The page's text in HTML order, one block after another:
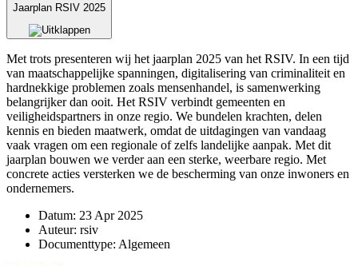
Jaarplan RSIV 2025
Met trots presenteren wij het jaarplan 2025 van het RSIV. In een tijd
van maatschappelijke spanningen, digitalisering van criminaliteit en
hardnekkige problemen zoals mensenhandel, is samenwerking
belangrijker dan ooit. Het RSIV verbindt gemeenten en
veiligheidspartners in onze regio. We bundelen krachten, delen
kennis en bieden maatwerk, omdat de uitdagingen van vandaag
vaak vragen om een regionale of zelfs landelijke aanpak. Met dit
jaarplan bouwen we verder aan een sterke, weerbare regio. Met
concrete acties versterken we de bescherming van onze inwoners en
ondernemers.
Datum: 23 Apr 2025
Auteur: rsiv
Documenttype: Algemeen